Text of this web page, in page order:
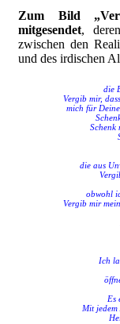
Zum Bild
mitgesendet,
zwischen den
und des irdischen
die
Vergib mir,
mich für
Schenk
die aus
obwohl
Vergib mir
Ich
Es
Mit jedem